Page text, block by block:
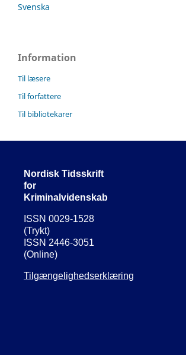
Svenska
Information
Til læsere
Til forfattere
Til bibliotekarer
Nordisk Tidsskrift
for
Kriminalvidenskab
ISSN 0029-1528
(Trykt)
ISSN 2446-3051
(Online)
Tilgængelighedserklæring